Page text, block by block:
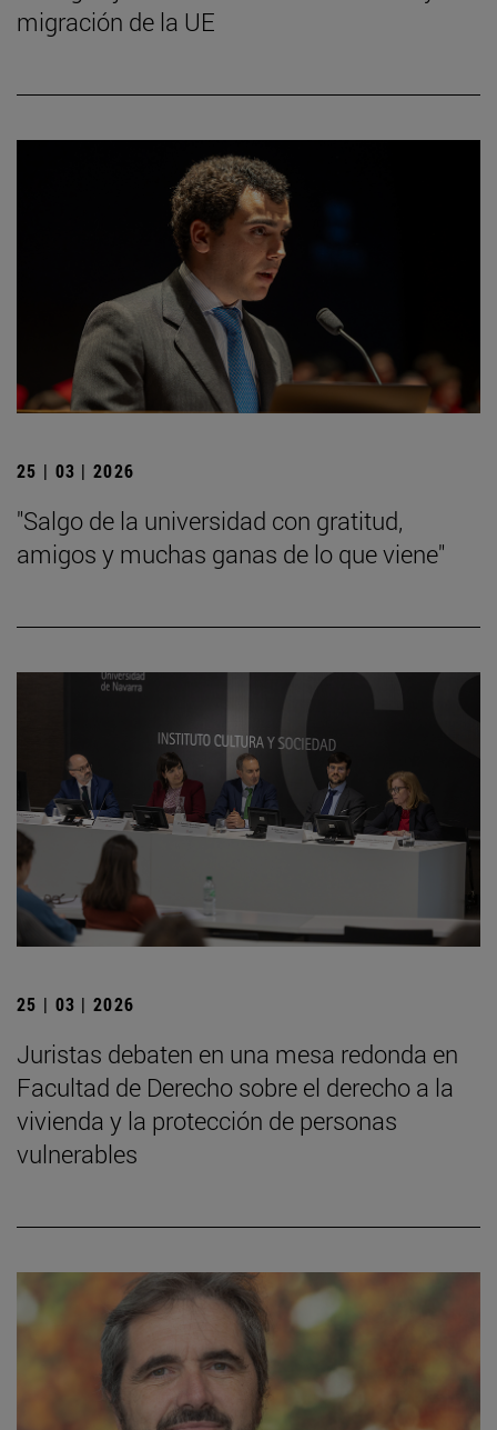
migración de la UE
25 | 03 | 2026
"Salgo de la universidad con gratitud,
amigos y muchas ganas de lo que viene"
25 | 03 | 2026
Juristas debaten en una mesa redonda en
Facultad de Derecho sobre el derecho a la
vivienda y la protección de personas
vulnerables